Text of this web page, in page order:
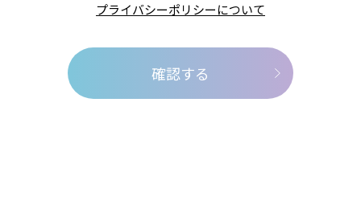
プライバシーポリシーについて